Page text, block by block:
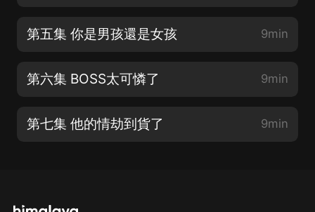
第五集 你是男孩還是女孩 9min
第六集 BOSS太可憐了 9min
第七集 他的情劫到貨了 9min